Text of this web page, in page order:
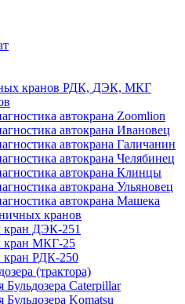
кранов РДК, ДЭК, МКГ
автокрана Zoomlion
автокрана Ивановец
автокрана Галичанин
автокрана Челябинец
автокрана Клинцы
автокрана Ульяновец
автокрана Машека
кранов
кран ДЭК-251
кран МКГ-25
кран РДК-250
(трактора)
Бульдозера Caterpillar
Бульдозера Komatsu